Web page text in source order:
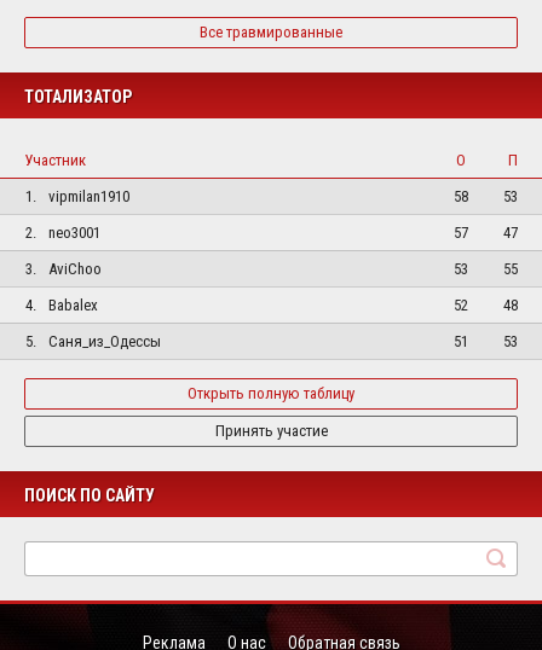
Все травмированные
ТОТАЛИЗАТОР
Участник О
П
1.
vipmilan1910 58
53
2.
neo3001 57
47
3.
AviChoo 53
55
4.
Babalex 52
48
5.
Саня_из_Одессы 51 53
Открыть полную таблицу
Принять участие
ПОИСК ПО САЙТУ
Реклама О нас Обратная связь